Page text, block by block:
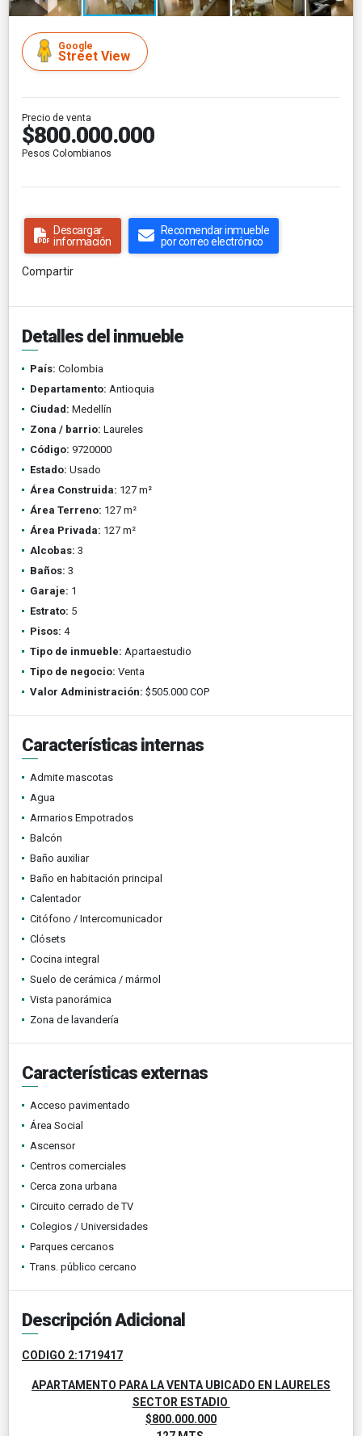
Google
Street View
Precio de venta
$800.000.000
Pesos Colombianos
Descargar
información
Recomendar inmueble
por correo electrónico
Compartir
Detalles del inmueble
País: Colombia
Departamento: Antioquia
Ciudad: Medellín
Zona / barrio: Laureles
Código: 9720000
Estado: Usado
Área Construida: 127 m²
Área Terreno: 127 m²
Área Privada: 127 m²
Alcobas: 3
Baños: 3
Garaje: 1
Estrato: 5
Pisos: 4
Tipo de inmueble: Apartaestudio
Tipo de negocio: Venta
Valor Administración: $505.000 COP
Características internas
Admite mascotas
Agua
Armarios Empotrados
Balcón
Baño auxiliar
Baño en habitación principal
Calentador
Citófono / Intercomunicador
Clósets
Cocina integral
Suelo de cerámica / mármol
Vista panorámica
Zona de lavandería
Características externas
Acceso pavimentado
Área Social
Ascensor
Centros comerciales
Cerca zona urbana
Circuito cerrado de TV
Colegios / Universidades
Parques cercanos
Trans. público cercano
Descripción Adicional
CODIGO 2:1719417
APARTAMENTO PARA LA VENTA UBICADO EN LAURELES
SECTOR ESTADIO
$800.000.000